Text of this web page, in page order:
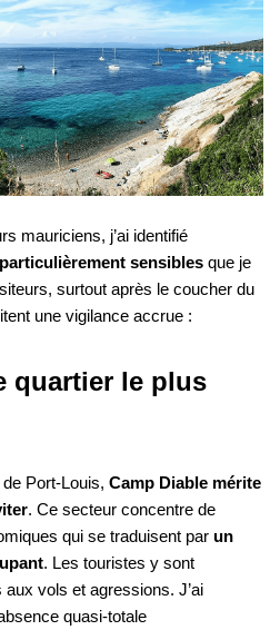
mauriciens, j’ai identifié
sensibles que je
surtout après le coucher du
une vigilance accrue :
quartier le plus
Port-Louis, Camp Diable mérite
. Ce secteur concentre de
qui se traduisent par un
. Les touristes y sont
vols et agressions. J’ai
quasi-totale